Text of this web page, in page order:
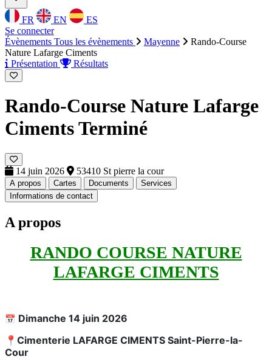
FR EN
ES
Se connecter
Évènements Tous les évènements Mayenne
Rando-Course
Nature Lafarge Ciments
Présentation
Résultats
Rando-Course Nature Lafarge
CimentsTerminé
14 juin 2026 53410 St pierre la cour
A propos Cartes Documents
Services
Informations de contact
A propos
RANDO COURSE NATURE
LAFARGE CIMENTS
📅 Dimanche 14 juin 2026
📍 Cimenterie LAFARGE CIMENTS Saint-Pierre-la-
Cour